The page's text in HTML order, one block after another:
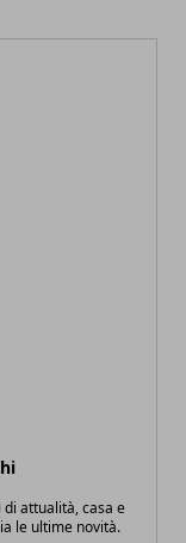
attualità, casa e
le ultime novità.